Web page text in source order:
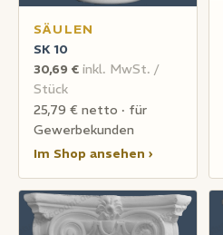
SÄULEN
SK 10
30,69 € inkl. MwSt. /
Stück
25,79 € netto · für
Gewerbekunden
Im Shop ansehen ›